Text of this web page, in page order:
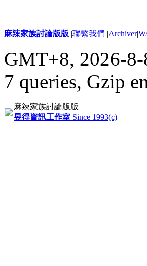
麻辣家族討論版版 |聯繫我們 |Archiver|
GMT+8, 2026-
7 queries, Gzip
麻辣家族討論版版
昱得資訊工作室 Since 1993(c)